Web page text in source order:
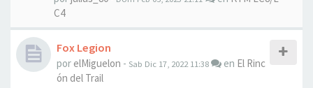
C4
Fox Legion
por elMiguelon - Sab Dic 17, 2022 11:38 en El Rinc
ón del Trail